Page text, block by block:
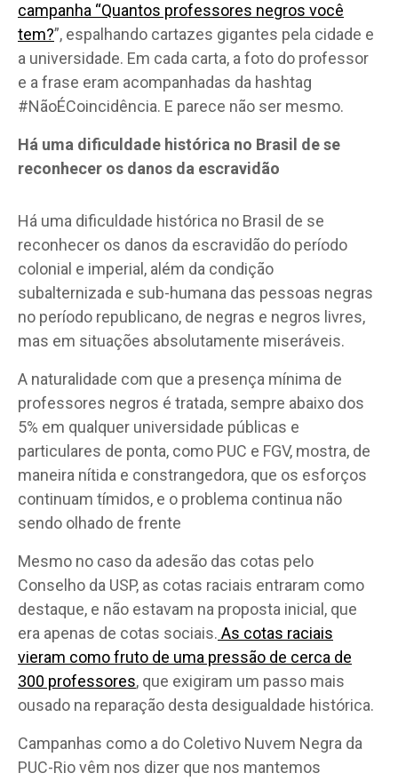
campanha “Quantos professores negros você
tem?”, espalhando cartazes gigantes pela cidade e
a universidade. Em cada carta, a foto do professor
e a frase eram acompanhadas da hashtag
#NãoÉCoincidência. E parece não ser mesmo.
Há uma dificuldade histórica no Brasil de se
reconhecer os danos da escravidão
Há uma dificuldade histórica no Brasil de se
reconhecer os danos da escravidão do período
colonial e imperial, além da condição
subalternizada e sub-humana das pessoas negras
no período republicano, de negras e negros livres,
mas em situações absolutamente miseráveis.
A naturalidade com que a presença mínima de
professores negros é tratada, sempre abaixo dos
5% em qualquer universidade públicas e
particulares de ponta, como PUC e FGV, mostra, de
maneira nítida e constrangedora, que os esforços
continuam tímidos, e o problema continua não
sendo olhado de frente
Mesmo no caso da adesão das cotas pelo
Conselho da USP, as cotas raciais entraram como
destaque, e não estavam na proposta inicial, que
era apenas de cotas sociais. As cotas raciais
vieram como fruto de uma pressão de cerca de
300 professores, que exigiram um passo mais
ousado na reparação desta desigualdade histórica.
Campanhas como a do Coletivo Nuvem Negra da
PUC-Rio vêm nos dizer que nos mantemos